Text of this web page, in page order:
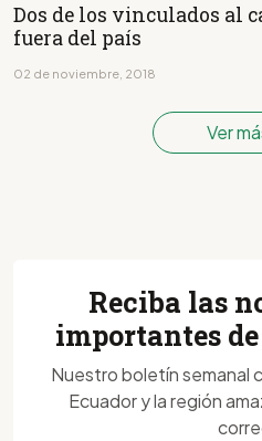
Dos de los vinculados al
fuera del país
02 de noviembre, 2018
Ver
Reciba las
importantes
Nuestro boletín semanal
Ecuador y la región